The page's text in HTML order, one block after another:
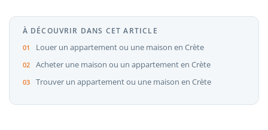
À DÉCOUVRIR DANS CET ARTICLE
Louer un appartement ou une maison en Crète
Acheter une maison ou un appartement en Crète
Trouver un appartement ou une maison en Crète